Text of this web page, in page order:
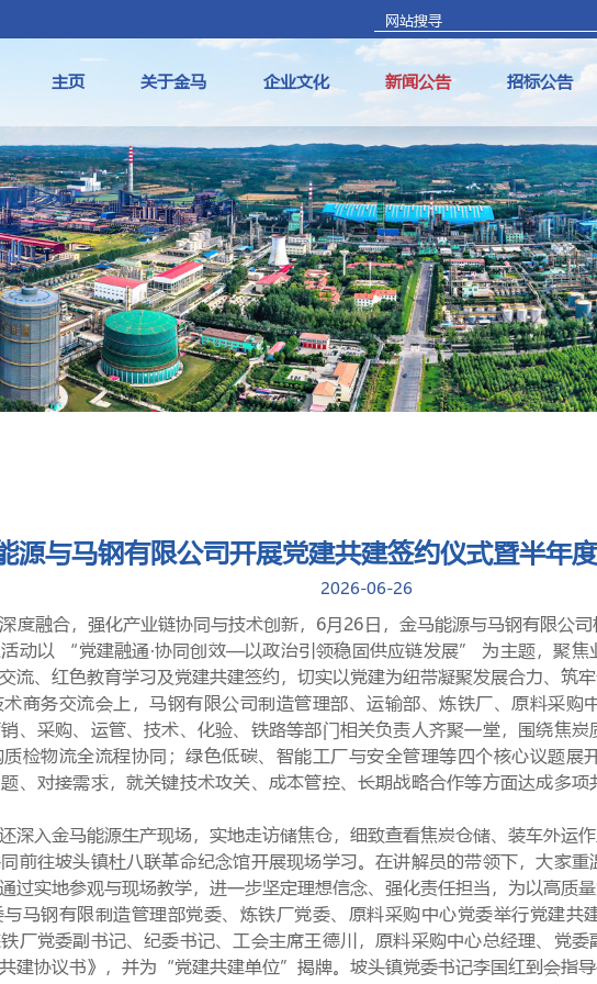
主页 关于金马 企业文化 新闻公告 招标公告
源与马钢有限公司开展党建共建签约仪式暨半年
2026-06-26
度融合，强化产业链协同与技术创新，6月26日，金马能源与马钢有限公
活动以 “党建融通·协同创效—以政治引领稳固供应链发展” 为主题，聚焦
流、红色教育学习及党建共建签约，切实以党建为纽带凝聚发展合力、筑牢
商务交流会上，马钢有限公司制造管理部、运输部、炼铁厂、原料采购
、采购、运管、技术、化验、铁路等部门相关负责人齐聚一堂，围绕焦炭
检物流全流程协同；绿色低碳、智能工厂与安全管理等四个核心议题展
、对接需求，就关键技术攻关、成本管控、长期战略合作等方面达成多
深入金马能源生产现场， 实地走访储焦仓，细致查看焦炭仓储、装车外运作
前往坡头镇杜八联革命纪念馆开展现场学习。在讲解员的带领下，大家
过实地参观与现场教学，进一步坚定理想信念、强化责任担当，为以高质
马钢有限制造管理部党委、 炼铁厂党委、 原料采购中心党委举行党建共
厂党委副书记、纪委书记、工会主席王德川， 原料采购中心总经理、党
建协议书》 ，并为 “党建共建单位”揭牌。坡头镇党委书记李国红到会指导